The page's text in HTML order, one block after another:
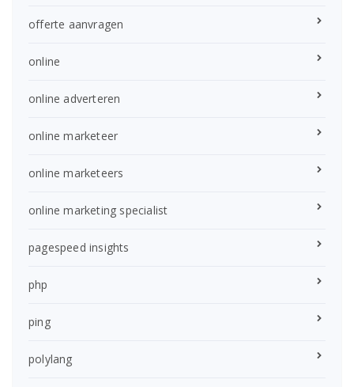
offerte aanvragen
online
online adverteren
online marketeer
online marketeers
online marketing specialist
pagespeed insights
php
ping
polylang